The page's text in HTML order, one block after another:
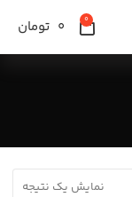
0
0 تومان
نمایش یک نتیجه